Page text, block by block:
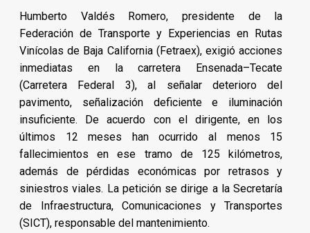
Humberto Valdés Romero, presidente de la
Federación de Transporte y Experiencias en Rutas
Vinícolas de Baja California (Fetraex), exigió acciones
inmediatas en la carretera Ensenada–Tecate
(Carretera Federal 3), al señalar deterioro del
pavimento, señalización deficiente e iluminación
insuficiente. De acuerdo con el dirigente, en los
últimos 12 meses han ocurrido al menos 15
fallecimientos en ese tramo de 125 kilómetros,
además de pérdidas económicas por retrasos y
siniestros viales. La petición se dirige a la Secretaría
de Infraestructura, Comunicaciones y Transportes
(SICT), responsable del mantenimiento.